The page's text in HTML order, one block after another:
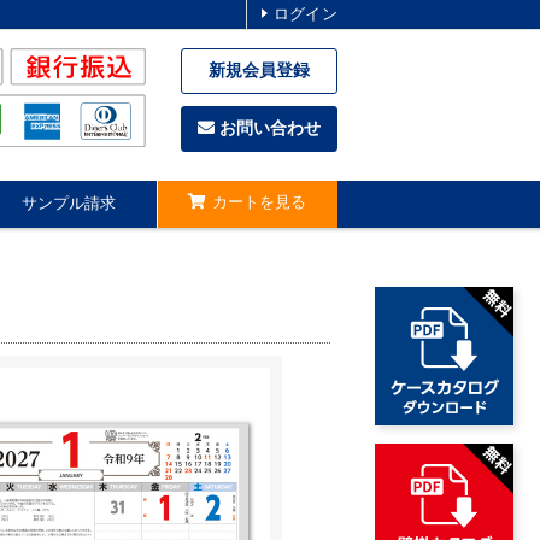
ログイン
新規会員登録
お問い合わせ
サンプル請求 カートを見る